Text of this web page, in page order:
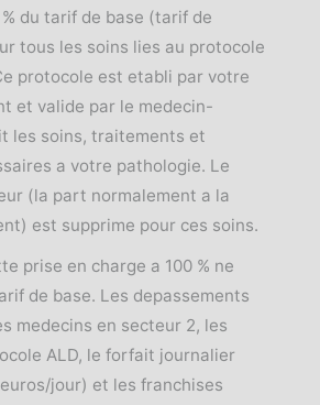
du tarif de base (tarif de
tous les soins lies au protocole
protocole est etabli par votre
et valide par le medecin-
les soins, traitements et
a votre pathologie. Le
(la part normalement a la
est supprime pour ces soins.
prise en charge a 100 % ne
de base. Les depassements
medecins en secteur 2, les
ALD, le forfait journalier
jour) et les franchises